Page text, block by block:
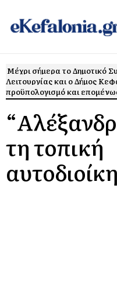
Μέχρι σήμερα το Δημοτικό
Λειτουργίας και ο Δήμος
προϋπολογισμό και
τη τοπική